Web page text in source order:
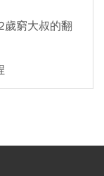
歲窮大叔的翻